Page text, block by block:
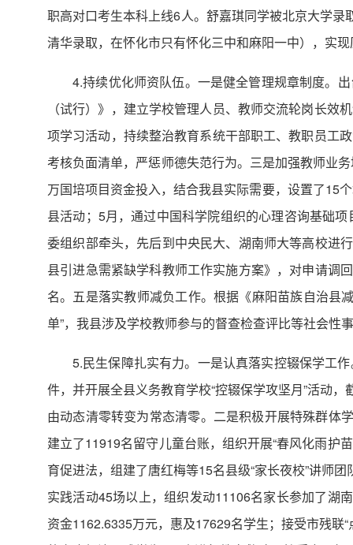
职高对口考生本科上线6人。舒嘉琪同学被北京大学
清华录取，在怀化市只有怀化三中和麻阳一中），实
4.持续优化师资队伍。一是健全管理规章制度。
（试行）》，建立学校管理人员、教师交流轮岗长
项学习活动，持续整治教育系统干部职工、教职员工
考核负面清单，严惩师德失范行为。三是加强教师业
万国培项目资金投入，结合我县实际需要，设置了15
县活动；5月，通过中国科学院组织的心理咨询基础
委组织部牵头，先后到中央民大、湖南师大等高校进
县引进急需紧缺学科教师工作实施方案》，对申请调
名。五是落实教师减负工作。根据《麻阳苗族自治县
单”，我县涉及学校教师参与的督查检查评比等社会性
5.民生保障扎实有力。一是认真落实控辍保学工
件，并开展全县义务教育学校“控辍保学攻坚月”活动
由动态清零转变为常态清零。二是积极开展特殊群体
建立了11919名留守儿童台账，组织开展“春风化雨护
育促进法，组建了唐红梅等15名县级“家长夜校”讲师
实践活动45场以上，组织发动11106名家长参加了湖
资金1162.6335万元，惠及17629名学生；接受市残联